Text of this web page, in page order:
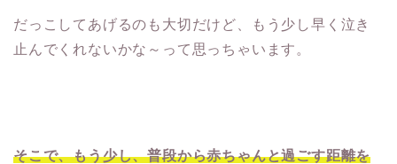
だっこしてあげるのも大切だけど、もう少し早く泣き
止んでくれないかな～って思っちゃいます。
そこで、もう少し、普段から赤ちゃんと過ごす距離を